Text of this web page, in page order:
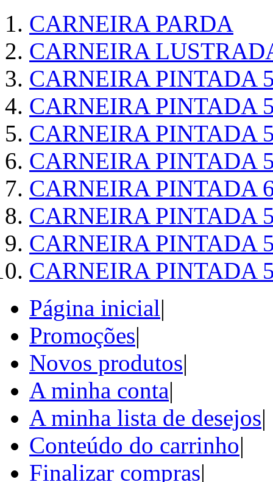
CARNEIRA PARDA
CARNEIRA
CARNEIRA PINTADA
CARNEIRA PINTADA
CARNEIRA PINTADA
CARNEIRA PINTADA
CARNEIRA PINTADA
CARNEIRA PINTADA
CARNEIRA PINTADA
CARNEIRA PINTADA
Página inicial|
Promoções|
Novos produtos|
A minha conta|
A minha lista de desejos|
Conteúdo do carrinho|
Finalizar compras|